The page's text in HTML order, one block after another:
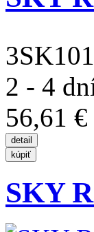
2 - 4
56,61 €
SKY